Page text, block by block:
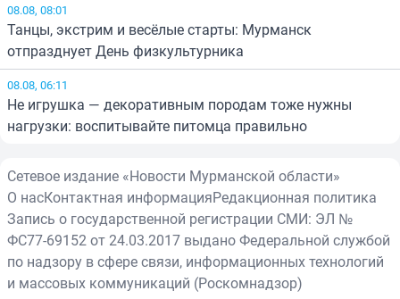
08.08, 08:01
Танцы, экстрим и весёлые старты: Мурманск
отпразднует День физкультурника
08.08, 06:11
Не игрушка — декоративным породам тоже нужны
нагрузки: воспитывайте питомца правильно
Сетевое издание «Новости Мурманской области»
О насКонтактная информацияРедакционная политика
Запись о государственной регистрации СМИ: ЭЛ №
ФС77-69152 от 24.03.2017 выдано Федеральной службой
по надзору в сфере связи, информационных технологий
и массовых коммуникаций (Роскомнадзор)